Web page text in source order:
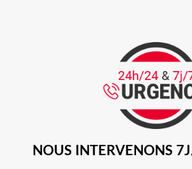
NOUS INTERVENONS